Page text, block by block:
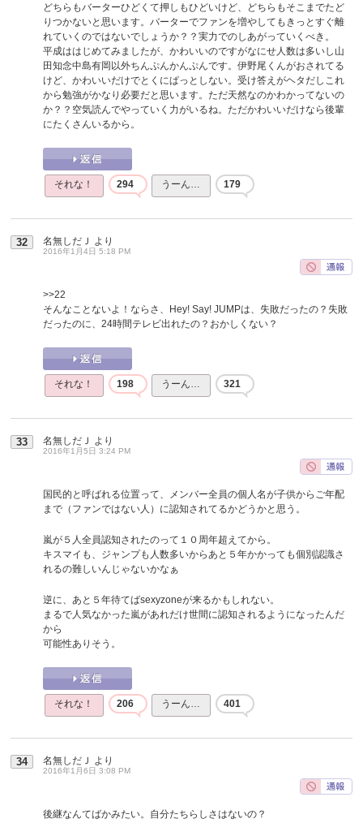
どちらもバーターひどくて押しもひどいけど、どちらもそこまでたど
りつかないと思います。バーターでファンを増やしてもきっとすぐ離
れていくのではないでしょうか？？実力でのしあがっていくべき。
平成ははじめてみましたが、かわいいのですがなにせ人数は多いし山
田知念中島有岡以外ちんぷんかんぷんです。伊野尾くんがおされてる
けど、かわいいだけでとくにぱっとしない。受け答えがヘタだしこれ
から勉強がかなり必要だと思います。ただ天然なのかわかってないの
か？？空気読んでやっていく力がいるね。ただかわいいだけなら後輩
にたくさんいるから。
それな！ 294 うーん… 179
32 名無しだＪ より
2016年1月4日 5:18 PM
>>22
そんなことないよ！ならさ、Hey! Say! JUMPは、失敗だったの？失敗
だったのに、24時間テレビ出れたの？おかしくない？
それな！ 198 うーん… 321
33 名無しだＪ より
2016年1月5日 3:24 PM
国民的と呼ばれる位置って、メンバー全員の個人名が子供からご年配
まで（ファンではない人）に認知されてるかどうかと思う。
嵐が５人全員認知されたのって１０周年超えてから。
キスマイも、ジャンプも人数多いからあと５年かかっても個別認識さ
れるの難しいんじゃないかなぁ
逆に、あと５年待てばsexyzoneが来るかもしれない。
まるで人気なかった嵐があれだけ世間に認知されるようになったんだ
から
可能性ありそう。
それな！ 206 うーん… 401
34 名無しだＪ より
2016年1月6日 3:08 PM
後継なんてばかみたい。自分たちらしさはないの？